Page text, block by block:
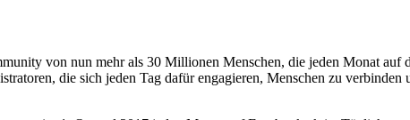
von nun mehr als 30 Millionen Menschen, die jeden Monat
die sich jeden Tag dafür engagieren, Menschen zu verbinden